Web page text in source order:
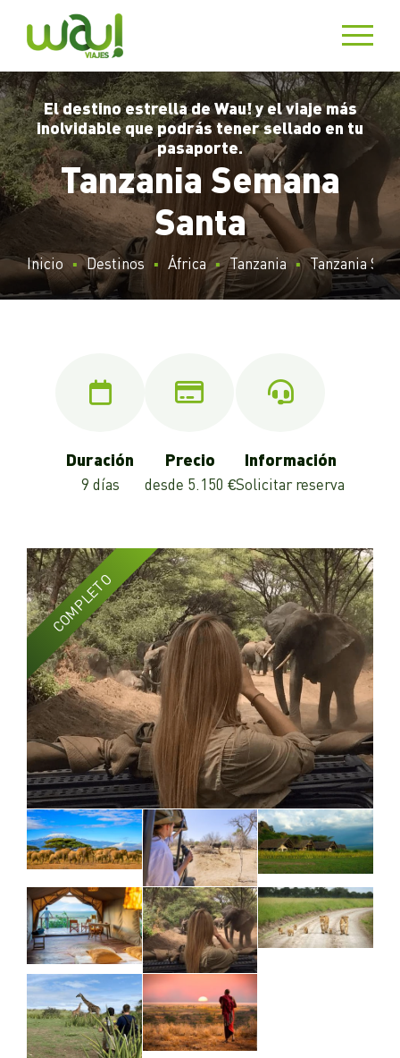
El destino estrella de Wau! y el viaje más
inolvidable que podrás tener sellado en tu
pasaporte.
Tanzania Semana
Santa
Inicio Destinos África Tanzania Tanzania
Duración
9 días
Precio
desde 5.150 €
Información
Solicitar reserva
COMPLETO